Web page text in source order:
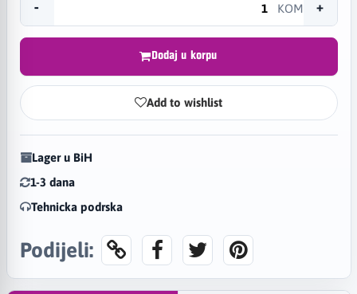
- KOM +
Dodaj u korpu
Add to wishlist
Lager u BiH
1-3 dana
Tehnicka podrska
Podijeli: